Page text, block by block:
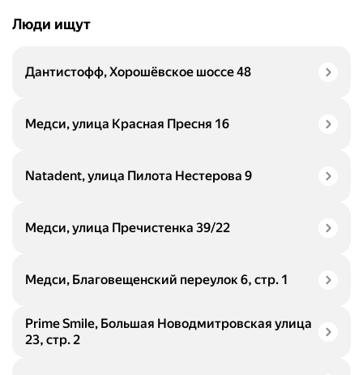
Люди ищут
Дантистофф, Хорошёвское шоссе 48
Медси, улица Красная Пресня 16
Natadent, улица Пилота Нестерова 9
Медси, улица Пречистенка 39/22
Медси, Благовещенский переулок 6, стр. 1
Prime Smile, Большая Новодмитровская улица
23, стр. 2